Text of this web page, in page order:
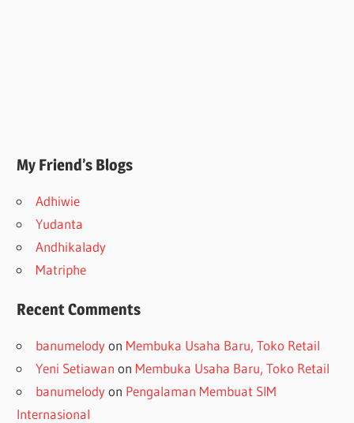
My Friend’s Blogs
Adhiwie
Yudanta
Andhikalady
Matriphe
Recent Comments
banumelodyon Membuka Usaha Baru, Toko Retail
Yeni Setiawan on Membuka Usaha Baru, Toko Retail
banumelodyon Pengalaman Membuat SIM
Internasional